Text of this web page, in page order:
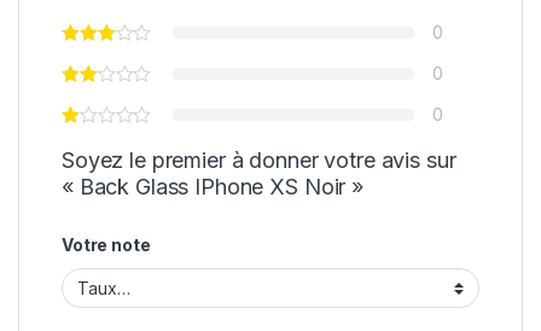
0
0
0
Soyez le premier à donner votre avis sur
« Back Glass IPhone XS Noir »
Votre note